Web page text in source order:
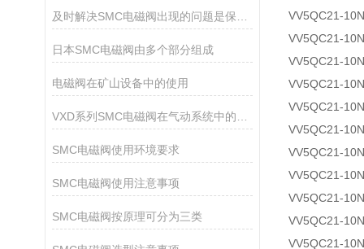
日本SMC电磁阀由多个部分组成
电磁阀在矿山设备中的使用
SMC电磁阀使用环境要求
SMC电磁阀使用注意事项
SMC电磁阀按原理可分为三类
VV5QC21-
VV5QC21-
VV5QC21-
VV5QC21-
VV5QC21-
VV5QC21-
VV5QC21-
VV5QC21-
VV5QC21-
VV5QC21-
VV5QC21-